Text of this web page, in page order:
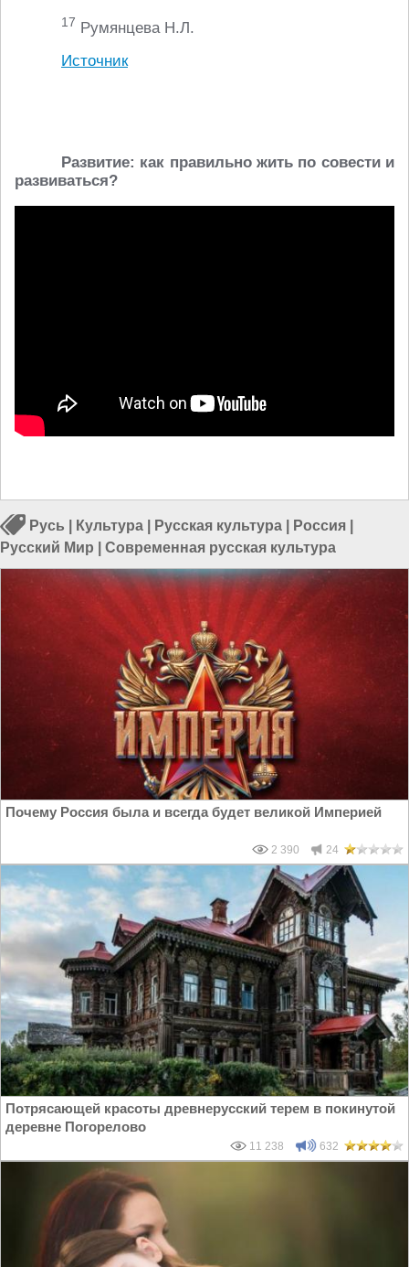
17 Румянцева Н.Л.
Источник
Развитие: как правильно жить по совести и
развиваться?
Русь Культура Русская культура Россия
Русский Мир
Современная русская культура
Почему Россия была и всегда будет великой Империей
2 390 24
Потрясающей красоты древнерусский терем в покинутой
деревне Погорелово
11 238 632